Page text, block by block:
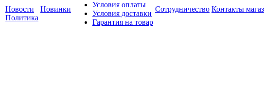
Новости
Политика
Новинки
Условия оплаты
Условия доставки
Гарантия на товар
Сотрудничество Контакты